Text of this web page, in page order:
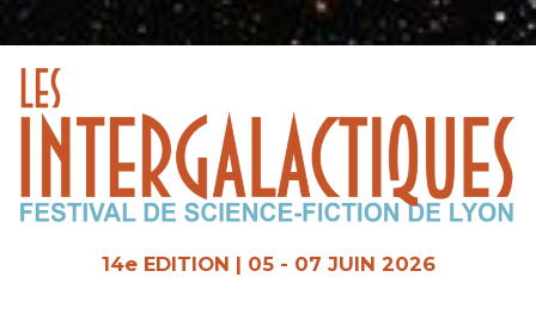
Aller
14e EDITION | 05 - 07 JUIN 2026